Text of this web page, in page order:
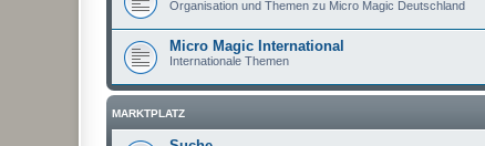
Organisation und Themen zu Micro Magic Deutschland
Micro Magic International
Internationale Themen
MARKTPLATZ